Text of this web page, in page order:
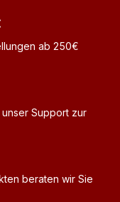
ab 250€
Support zur
beraten wir Sie